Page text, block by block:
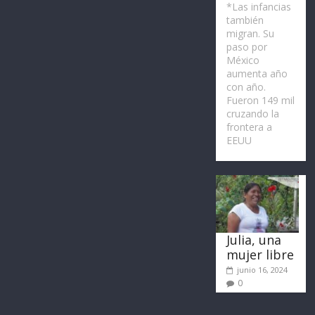
*Las infancias
también
migran. Su
paso por
México
aumenta año
con año.
Fueron 149 mil
cruzando la
frontera a
EEUU
Julia, una
mujer libre
junio 16, 2024
0